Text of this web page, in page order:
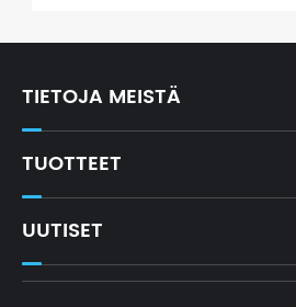
TIETOJA MEISTÄ
TUOTTEET
UUTISET